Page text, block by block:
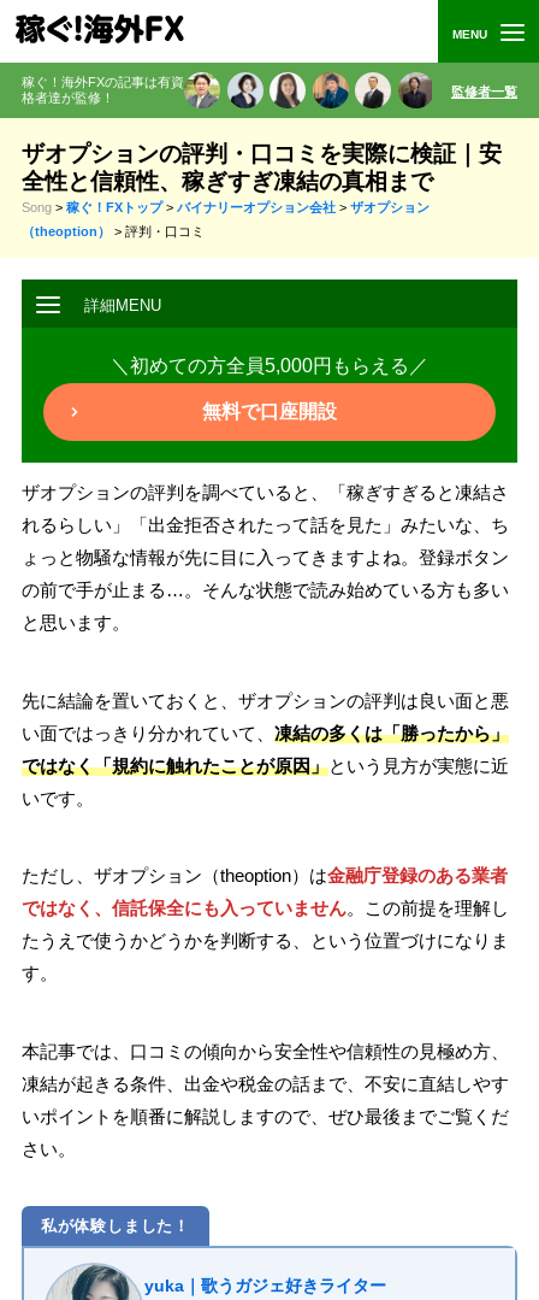
稼ぐ！海外FXの記事は有資
格者達が監修 ！ 監修者一覧
ザオプションの評判・口コミを実際に検証｜安
全性と信頼性、稼ぎすぎ凍結の真相まで
Song > 稼ぐ！FXトップ> バイナリーオプション会社> ザオプション
（theoption）
> 評判・口コミ
＼初めての方全員5,000円もらえる／
無料で口座開設
ザオプションの評判を調べていると、「稼ぎすぎると凍結さ
れるらしい」「出金拒否されたって話を見た」みたいな、ち
ょっと物騒な情報が先に目に入ってきますよね。登録ボタン
の前で手が止まる…。そんな状態で読み始めている方も多い
と思います。
先に結論を置いておくと、ザオプションの評判は良い面と悪
い面ではっきり分かれていて、 凍結の多くは「勝ったから」
ではなく「規約に触れたことが原因」という見方が実態に近
いです。
ただし、ザオプション（theoption）は金融庁登録のある業者
ではなく、信託保全にも入っていません。この前提を理解し
たうえで使うかどうかを判断する、という位置づけになりま
す。
本記事では、口コミの傾向から安全性や信頼性の見極め方、
凍結が起きる条件、出金や税金の話まで、不安に直結しやす
いポイントを順番に解説しますので、ぜひ最後までご覧くだ
さい。
私が体験しました！
yuka｜歌うガジェ好きライター